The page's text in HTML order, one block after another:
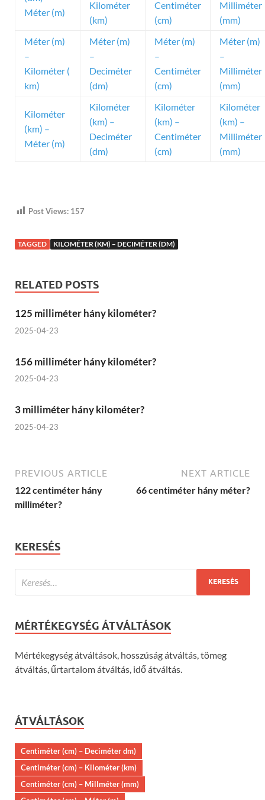
Méter (m)
Kilométer
(km)
Centiméter
(cm)
Milliméter
(mm)
Méter (m)
–
Kilométer (
km)
Méter (m)
–
Deciméter
(dm)
Méter (m)
–
Centiméter
(cm)
Méter (m)
–
Milliméter
(mm)
Kilométer
(km) –
Méter (m)
Kilométer
(km) –
Deciméter
(dm)
Kilométer
(km) –
Centiméter
(cm)
Kilométer
(km) –
Milliméter
(mm)
Post Views: 157
TAGGED KILOMÉTER (KM) – DECIMÉTER (DM)
RELATED POSTS
125 milliméter hány kilométer?
2025-04-23
156 milliméter hány kilométer?
2025-04-23
3 milliméter hány kilométer?
2025-04-23
PREVIOUS ARTICLE
122 centiméter hány
milliméter?
NEXT ARTICLE
66 centiméter hány méter?
KERESÉS
MÉRTÉKEGYSÉG ÁTVÁLTÁSOK
Mértékegység átváltások, hosszúság átváltás, tömeg
átváltás, űrtartalom átváltás, idő átváltás.
ÁTVÁLTÁSOK
Centiméter (cm) – Deciméter dm)
Centiméter (cm) – Kilométer (km)
Centiméter (cm) – Millméter (mm)